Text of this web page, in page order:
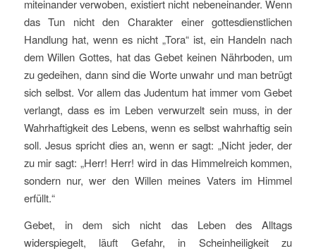
miteinander verwoben, existiert nicht nebeneinander. Wenn
das Tun nicht den Charakter einer gottesdienstlichen
Handlung hat, wenn es nicht „Tora“ ist, ein Handeln nach
dem Willen Gottes, hat das Gebet keinen Nährboden, um
zu gedeihen, dann sind die Worte unwahr und man betrügt
sich selbst. Vor allem das Judentum hat immer vom Gebet
verlangt, dass es im Leben verwurzelt sein muss, in der
Wahrhaftigkeit des Lebens, wenn es selbst wahrhaftig sein
soll. Jesus spricht dies an, wenn er sagt: „Nicht jeder, der
zu mir sagt: „Herr! Herr! wird in das Himmelreich kommen,
sondern nur, wer den Willen meines Vaters im Himmel
erfüllt.“
Gebet, in dem sich nicht das Leben des Alltags
widerspiegelt, läuft Gefahr, in Scheinheiligkeit zu